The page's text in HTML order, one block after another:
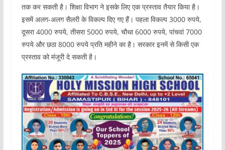
तक कर सकती है। शिक्षा विभाग ने इसके लिए एक प्रस्ताव तैयार किया है।
इसमें अलग-अलग सैलरी के विकल्प दिए गए हैं। पहला विकल्प 3000 रुपये,
दूसरा 4000 रुपये, तीसरा 5000 रुपये, चौथा 6000 रुपये, पांचवां 7000
रुपये और छठा 8000 रुपये प्रति महीने का है। सरकार इनमें से किसी एक
प्रस्ताव को मंजूरी दे सकती है।